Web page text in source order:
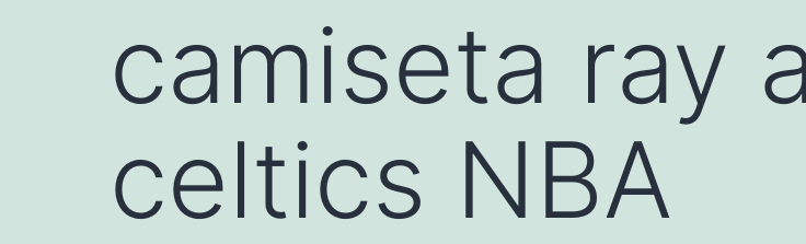
camiseta ray
celtics NBA